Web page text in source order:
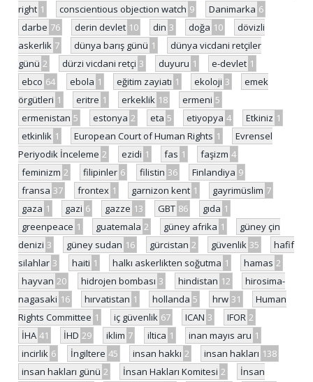
right 1 conscientious objection watch 9 Danimarka 6
darbe 76 derin devlet 10 din 3 doğa 10
dövizli
askerlik 7 dünya barış günü 1
dünya vicdani retçiler
günü 2 dürzi vicdani retçi 3 duyuru 1 e-devlet 1
ebco 64 ebola 1 eğitim zayiatı 1 ekoloji 3
emek
örgütleri 1 eritre 1 erkeklik 18 ermeni 5
ermenistan 5 estonya 2 eta 5 etiyopya 4 Etkiniz 1
etkinlik 1 European Court of Human Rights 1
Evrensel
Periyodik İnceleme 2 ezidi 1 fas 1 faşizm 4
feminizm 2 filipinler 6 filistin 36 Finlandiya 9
fransa 37 frontex 1 garnizon kent 1 gayrimüslim 7
gaza 1 gazi 6 gazze 13 GBT 86 gıda 1
greenpeace 1 guatemala 2 güney afrika 1
güney çin
denizi 3 güney sudan 16 gürcistan 2 güvenlik 35
hafif
silahlar 3 haiti 1 halkı askerlikten soğutma 1 hamas 2
hayvan 20 hidrojen bombası 3 hindistan 12
hirosima-
nagasaki 16 hırvatistan 1 hollanda 5 hrw 31
Human
Rights Committee 1 iç güvenlik 67 ICAN 3 IFOR 2
İHA 41 İHD 29 iklim 7 iltica 1 inan mayıs aru 1
incirlik 6 İngiltere 45 insan hakkı 2 insan hakları 138
insan hakları günü 2 İnsan Hakları Komitesi 2
İnsan